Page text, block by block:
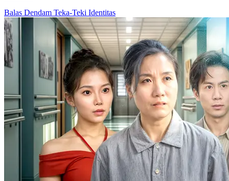
Balas Dendam Teka-Teki Identitas